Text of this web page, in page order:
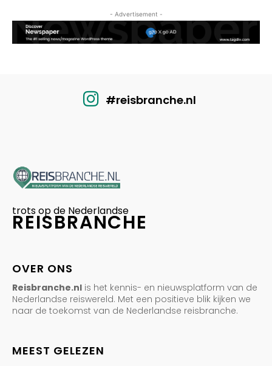
- Advertisement -
#reisbranche.nl
trots op de Nederlandse
REISBRANCHE
OVER ONS
Reisbranche.nl is het kennis- en nieuwsplatform van de
Nederlandse reiswereld. Met een positieve blik kijken we
naar de toekomst van de Nederlandse reisbranche.
MEEST GELEZEN